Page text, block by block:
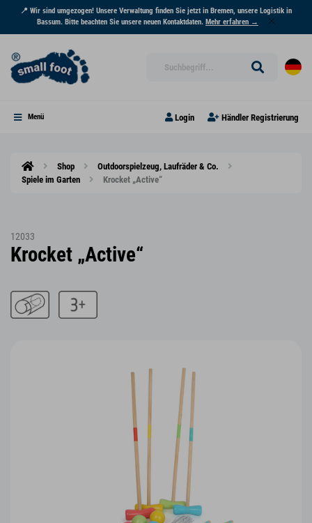
📍 Wir sind umgezogen! Unsere Verwaltung finden Sie jetzt in Bremen, unsere Logistik in
Bassum. Bitte beachten Sie unsere neuen Kontaktdaten. Mehr erfahren →
Menü Login Händler Registrierung
Shop
Outdoorspielzeug, Laufräder & Co.
Spiele im Garten
Krocket „Active“
12033
Krocket „Active“